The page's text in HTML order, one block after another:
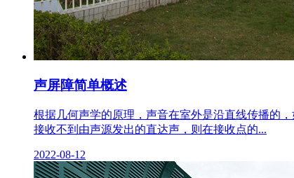
声屏障简单概述
根据几何声学的原理，声音在室外是沿直线传播的
接收不到由声源发出的直达声，则在接收点的...
2022-08-12